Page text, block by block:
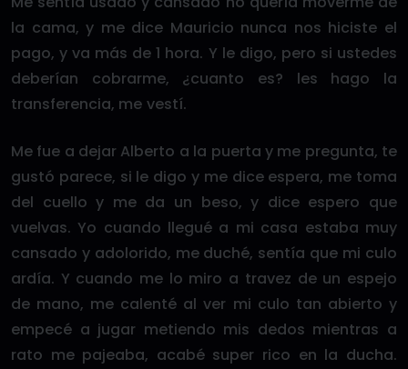
la cama, y me dice Mauricio nunca nos hiciste el
pago, y va más de 1 hora. Y le digo, pero si ustedes
deberían cobrarme, ¿cuanto es? les hago la
transferencia, me vestí.
Me fue a dejar Alberto a la puerta y me pregunta, te
gustó parece, si le digo y me dice espera, me toma
del cuello y me da un beso, y dice espero que
vuelvas. Yo cuando llegué a mi casa estaba muy
cansado y adolorido, me duché, sentía que mi culo
ardía. Y cuando me lo miro a travez de un espejo
de mano, me calenté al ver mi culo tan abierto y
empecé a jugar metiendo mis dedos mientras a
rato me pajeaba, acabé super rico en la ducha.